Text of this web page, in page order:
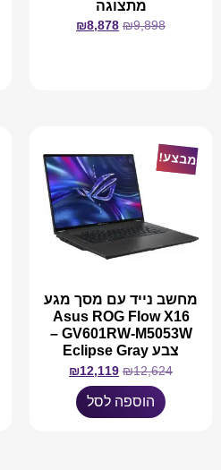
מתצוגה
₪9,898
₪8,878
מבצע!
מחשב נייד עם מסך מגע
Asus ROG Flow X16
GV601RW-M5053W –
צבע Eclipse Gray
₪12,624
₪12,119
הוספה לסל